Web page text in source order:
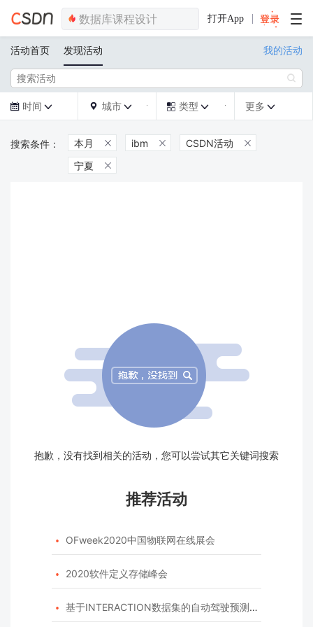
打开App
活动首页 发现活动 我的活动

 时间   城市   类型  更多 
本月  ibm  CSDN活动 
宁夏 
抱歉，没有找到相关的活动，您可以尝试其它关键词搜索
推荐活动
 OFweek2020中国物联网在线展会
 2020软件定义存储峰会
 基于INTERACTION数据集的自动驾驶预测模型挑战赛